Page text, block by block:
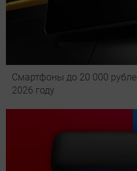
Смартфоны до 20 000
2026 году